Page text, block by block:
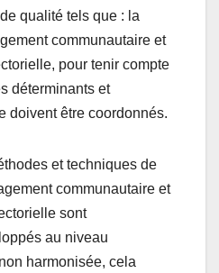
qualité tels que : la
communautaire et
pour tenir compte
déterminants et
doivent être coordonnés.
et techniques de
communautaire et
sont
au niveau
harmonisée, cela